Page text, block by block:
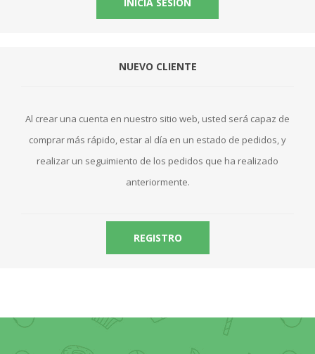
NUEVO CLIENTE
Al crear una cuenta en nuestro sitio web, usted será capaz de
comprar más rápido, estar al día en un estado de pedidos, y
realizar un seguimiento de los pedidos que ha realizado
anteriormente.